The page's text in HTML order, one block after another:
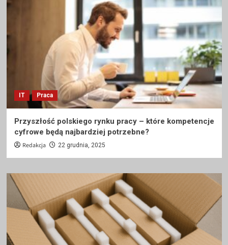
IT Praca
Przyszłość polskiego rynku pracy – które kompetencje
cyfrowe będą najbardziej potrzebne?
Redakcja 22 grudnia, 2025